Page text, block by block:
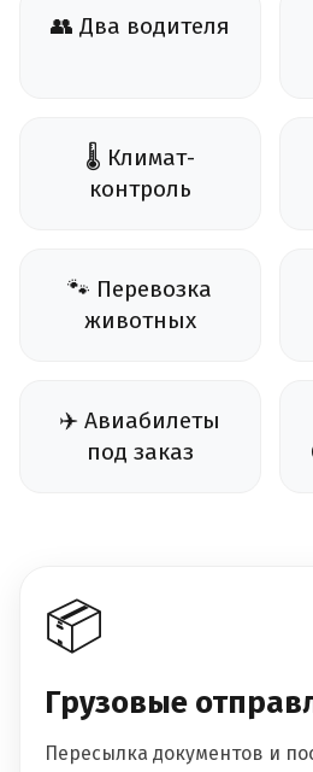
👥 Два водителя
🌡️ Климат-
контроль
🐾 Перевозка
животных
✈️ Авиабилеты
под заказ
📦
Грузовые
Пересылка документов и